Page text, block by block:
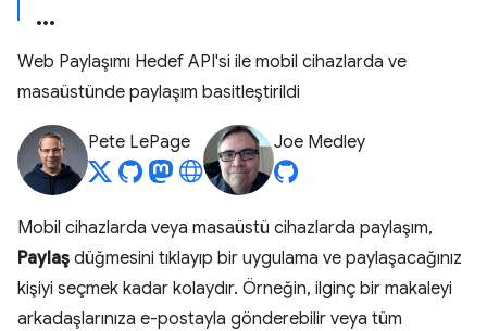
Web Paylaşımı Hedef API'si ile mobil cihazlarda ve
masaüstünde paylaşım basitleştirildi
Pete LePage Joe Medley
Mobil cihazlarda veya masaüstü cihazlarda paylaşım,
Paylaş düğmesini tıklayıp bir uygulama ve paylaşacağınız
kişiyi seçmek kadar kolaydır. Örneğin, ilginç bir makaleyi
arkadaşlarınıza e-postayla gönderebilir veya tüm